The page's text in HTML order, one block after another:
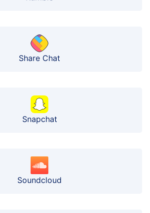
Share Chat
Snapchat
Soundcloud